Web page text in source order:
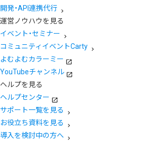
開発・API連携代行
運営ノウハウを見る
イベント・セミナー
コミュニティイベントCarty
よむよむカラーミー
YouTubeチャンネル
ヘルプを見る
ヘルプセンター
サポート一覧を見る
お役立ち資料を見る
導入を検討中の方へ